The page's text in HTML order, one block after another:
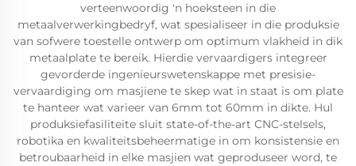
verteenwoordig 'n hoeksteen in die
metaalverwerkingbedryf, wat spesialiseer in die produksie
van sofwere toestelle ontwerp om optimum vlakheid in dik
metaalplate te bereik. Hierdie vervaardigers integreer
gevorderde ingenieurswetenskappe met presisie-
vervaardiging om masjiene te skep wat in staat is om plate
te hanteer wat varieer van 6mm tot 60mm in dikte. Hul
produksiefasiliteite sluit state-of-the-art CNC-stelsels,
robotika en kwaliteitsbeheermatige in om konsistensie en
betroubaarheid in elke masjien wat geproduseer word, te